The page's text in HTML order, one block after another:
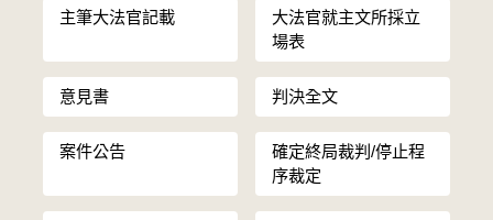
主筆大法官記載
大法官就主文所採立
場表
意見書 判決全文
案件公告
確定終局裁判/停止程
序裁定